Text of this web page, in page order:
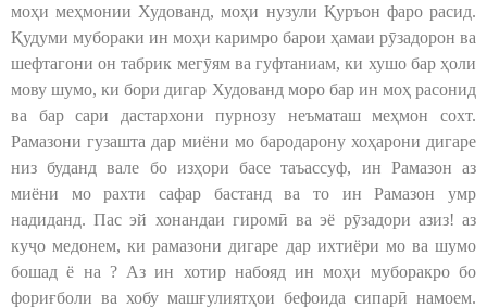
моҳи меҳмонии Худованд, моҳи нузули Қуръон фаро расид.
Қудуми мубораки ин моҳи каримро барои ҳамаи рӯзадорон ва
шефтагони он табрик мегӯям ва гуфтаниам, ки хушо бар ҳоли
мову шумо, ки бори дигар Худованд моро бар ин моҳ расонид
ва бар сари дастархони пурнозу неъматаш меҳмон сохт.
Рамазони гузашта дар миёни мо бародарону хоҳарони дигаре
низ буданд вале бо изҳори басе таъассуф, ин Рамазон аз
миёни мо рахти сафар бастанд ва то ин Рамазон умр
надиданд. Пас эй хонандаи гиромӣ ва эё рӯзадори азиз! аз
куҷо медонем, ки рамазони дигаре дар ихтиёри мо ва шумо
бошад ё на ? Аз ин хотир набояд ин моҳи муборакро бо
фориғболи ва хобу машғулиятҳои бефоида сипарӣ намоем.